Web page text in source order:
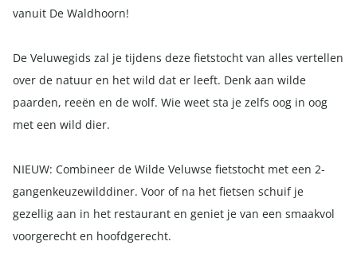
vanuit De Waldhoorn!
De Veluwegids zal je tijdens deze fietstocht van alles vertellen
over de natuur en het wild dat er leeft. Denk aan wilde
paarden, reeën en de wolf. Wie weet sta je zelfs oog in oog
met een wild dier.
NIEUW: Combineer de Wilde Veluwse fietstocht met een 2-
gangenkeuzewilddiner. Voor of na het fietsen schuif je
gezellig aan in het restaurant en geniet je van een smaakvol
voorgerecht en hoofdgerecht.